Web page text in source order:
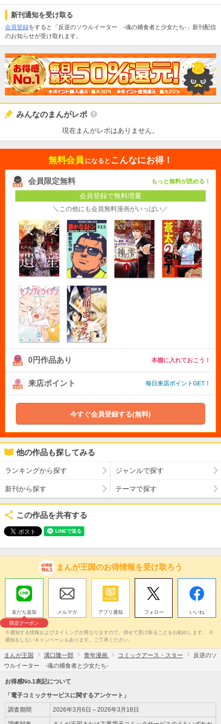
新刊通知を受け取る
会員登録をすると「反逆のソウルイーター -魂の捕食者と少女たち-」新刊配信
のお知らせが受け取れます。
みんなのまんがレポ
現在まんがレポはありません。
無料会員 になると こんなにお得！
会員限定無料 もっと無料が読める！
会員登録で無料増量
＼この他にも会員無料漫画がいっぱい／
0円作品あり 本棚に入れておこう！
来店ポイント 毎日来店ポイントGET！
今すぐ会員登録する(無料)
他の作品も探してみる
ランキングから探す ジャンルで探す
新刊から探す テーマで探す
この作品を共有する
まんが王国のお得情報を受け取ろう
友だち追加
限定クーポン
メルマガ アプリ通知 フォロー いいね
※通知する情報およびタイミングが異なりますので、併せて受け取ることをお勧めします。 ※
通知をしないキャンペーンもあります。ご了承ください。
まんが王国 溝口隆一郎 青年漫画 コミックアース・スター
反逆のソ
ウルイーター -魂の捕食者と少女たち-
お得感No.1表記について
「電子コミックサービスに関するアンケート」
調査期間 2026年3月6日～2026年3月18日